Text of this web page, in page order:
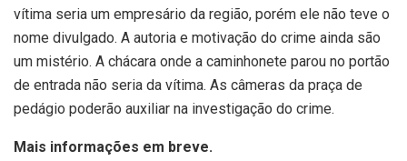
vítima seria um empresário da região, porém ele não teve o
nome divulgado. A autoria e motivação do crime ainda são
um mistério. A chácara onde a caminhonete parou no portão
de entrada não seria da vítima. As câmeras da praça de
pedágio poderão auxiliar na investigação do crime.
Mais informações em breve.